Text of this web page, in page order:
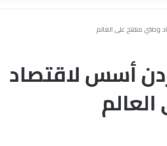
وطني منفتح على العالم
أسس لاقتصاد